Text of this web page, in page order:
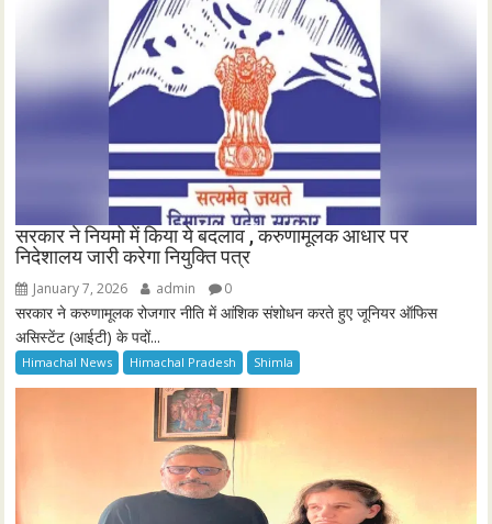
सरकार ने नियमो में किया ये बदलाव , करुणामूलक आधार पर
निदेशालय जारी करेगा नियुक्ति पत्र
January 7, 2026 admin 0
सरकार ने करुणामूलक रोजगार नीति में आंशिक संशोधन करते हुए जूनियर ऑफिस
असिस्टेंट (आईटी) के पदों...
Himachal News Himachal Pradesh Shimla